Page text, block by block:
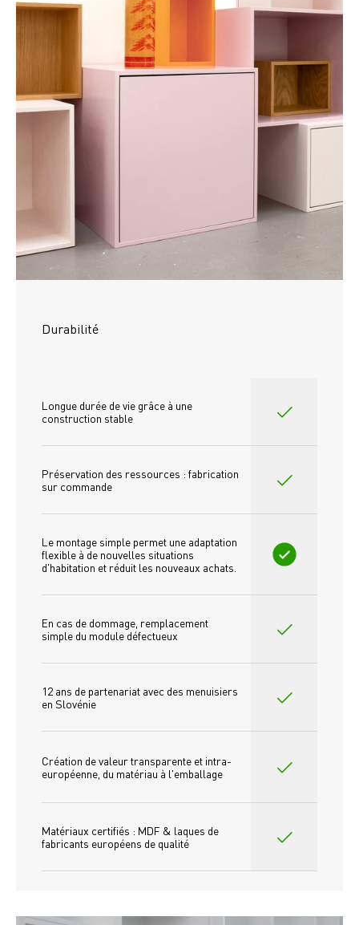
Durabilité
Longue durée de vie grâce à une
construction stable
Préservation des ressources : fabrication
sur commande
Le montage simple permet une adaptation
flexible à de nouvelles situations
d'habitation et réduit les nouveaux achats.
En cas de dommage, remplacement
simple du module défectueux
12 ans de partenariat avec des menuisiers
en Slovénie
Création de valeur transparente et intra-
européenne, du matériau à l'emballage
Matériaux certifiés : MDF & laques de
fabricants européens de qualité